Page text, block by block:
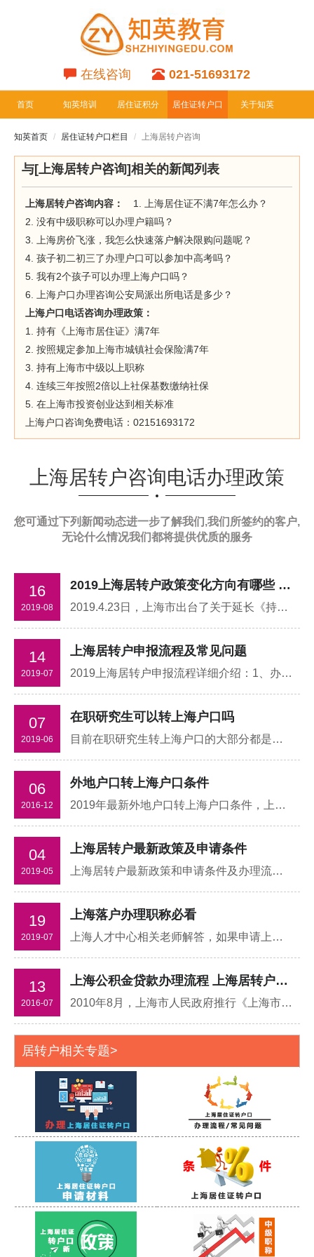
在线咨询 021-51693172
首页 知英培训 居住证积分
专栏
居住证转户口
专栏
关于知英
知英首页 居住证转户口栏目 上海居转户咨询
与[上海居转户咨询]相关的新闻列表
上海居转户咨询内容：
1. 上海居住证不满7年怎么办？
2. 没有中级职称可以办理户籍吗？
3. 上海房价飞涨，我怎么快速落户解决限购问题呢？
4. 孩子初二初三了办理户口可以参加中高考吗？
5. 我有2个孩子可以办理上海户口吗？
6. 上海户口办理咨询公安局派出所电话是多少？
上海户口电话咨询办理政策：
1. 持有《上海市居住证》满7年
2. 按照规定参加上海市城镇社会保险满7年
3. 持有上海市中级以上职称
4. 连续三年按照2倍以上社保基数缴纳社保
5. 在上海市投资创业达到相关标准
上海户口咨询免费电话：02151693172
上海居转户咨询电话办理政策
您可通过下列新闻动态进一步了解我们,我们所签约的客户,
无论什么情况我们都将提供优质的服务
16
2019-08
2019上海居转户政策变化方向有哪些 需要注意些什么
2019.4.23日，上海市出台了关于延长《持有上海市居住证人员申办上海常住户口办法》有效期的通知，上海户口咨询政策无变化，要执行到2019年12月31日，知英老师理解如下：市政府关于延长《持有上海市居住证人员申办常住办法》有效期的通知,各区、县人民政府，市政府各委、办、局：
14
2019-07
上海居转户申报流程及常见问题
2019上海居转户申报流程详细介绍：1、办理居住证和积分：办理本市长期居住证，并申请积分；2、在网上注册：满足落户基本条件可要求单位人事网上注册;3、材料受理：上海居转户首次申请需核查档案
07
2019-06
在职研究生可以转上海户口吗
目前在职研究生转上海户口的大部分都是高端人才,上海读在职研究生仿佛成了社会人员的主要潮流，为了能更顺利的招生，很多大学高校对外宣称读在职研究生的好处，像什么增长人脉、出国留学、升职加薪
06
2016-12
外地户口转上海户口条件
2019年最新外地户口转上海户口条件，上海居转户咨询新政策改革内容有哪些，面对政策改革非上海户籍人士最新落户上海攻略
04
2019-05
上海居转户最新政策及申请条件
上海居转户最新政策和申请条件及办理流程有哪些？上海有千万外来务工人员，其中有110万办理了居住证，为什么这么少呢，要知道，现在的居住证是就业类居住证，合法稳定居住和合法稳定就业就可以办理，合法稳定就业就是正常缴纳上海社保
19
2019-07
上海落户办理职称必看
上海人才中心相关老师解答，如果申请上海居住证转户口人员在办理好居住证之前取得的职称是可以被承认的，但是如果是在办理完成居住证之后上海居转户咨询取得其它非上海的职称，老师可以认为你是在作弊，另外职称一定要有聘用单位，必须要网上可以查到证书编号
13
2016-07
上海公积金贷款办理流程 上海居转户咨询外地人上海落户条件
2010年8月，上海市人民政府推行《上海市引进人才申办本市常住户口试行办法》,据该制度称,具有博士研究生学历并获得相应的学位或具有高级专业技术职务任职资格的专业技术人员和管理人员
居转户相关专题>